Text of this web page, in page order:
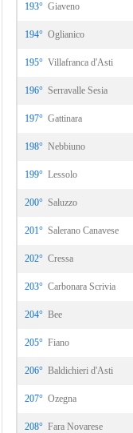
193° Giaveno
194° Oglianico
195° Villafranca d'Asti
196° Serravalle Sesia
197° Gattinara
198° Nebbiuno
199° Lessolo
200° Saluzzo
201° Salerano Canavese
202° Cressa
203° Carbonara Scrivia
204° Bee
205° Fiano
206° Baldichieri d'Asti
207° Ozegna
208° Fara Novarese